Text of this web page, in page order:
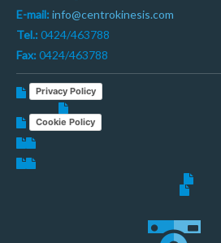
E-mail: info@centrokinesis.com
Tel.: 0424/463788
Fax: 0424/463788
Privacy Policy
Cookie Policy